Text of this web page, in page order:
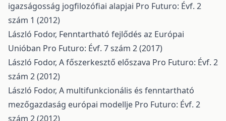
igazságosság jogfilozófiai alapjai Pro Futuro: Évf. 2
szám 1 (2012)
László Fodor, Fenntartható fejlődés az Európai
Unióban Pro Futuro: Évf. 7 szám 2 (2017)
László Fodor, A főszerkesztő előszava Pro Futuro: Évf. 2
szám 2 (2012)
László Fodor, A multifunkcionális és fenntartható
mezőgazdaság európai modellje Pro Futuro: Évf. 2
szám 2 (2012)